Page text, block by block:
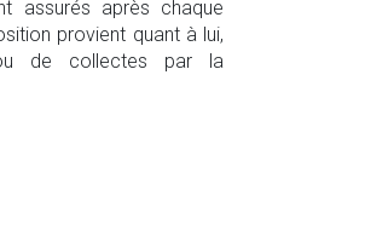
assurés après chaque
provient quant à lui,
de collectes par la